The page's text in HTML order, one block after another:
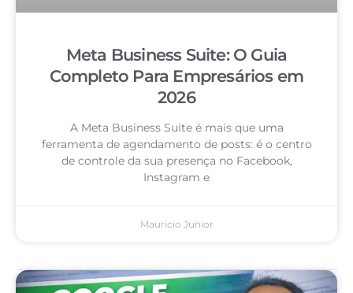
Meta Business Suite: O Guia
Completo Para Empresários em
2026
A Meta Business Suite é mais que uma
ferramenta de agendamento de posts: é o centro
de controle da sua presença no Facebook,
Instagram e
Mauricio Junior